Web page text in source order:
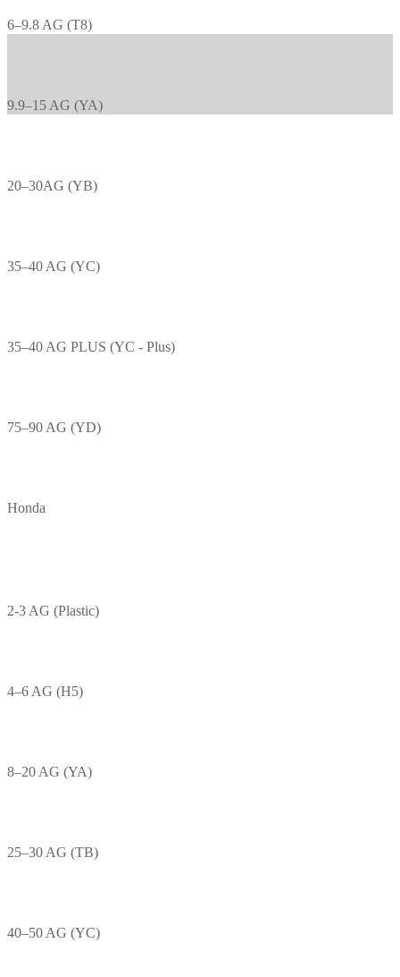
6–9.8 AG (T8)
9.9–15 AG (YA)
20–30AG (YB)
35–40 AG (YC)
35–40 AG PLUS (YC - Plus)
75–90 AG (YD)
Honda
2-3 AG (Plastic)
4–6 AG (H5)
8–20 AG (YA)
25–30 AG (TB)
40–50 AG (YC)